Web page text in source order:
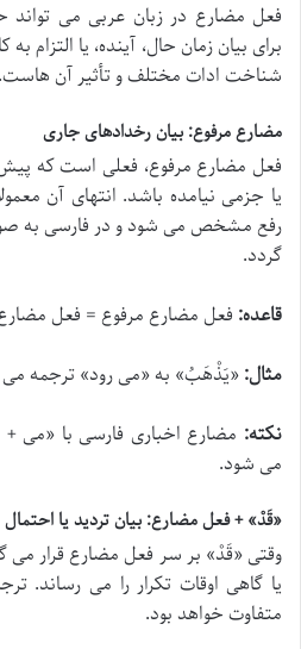
فعل مضارع در زبان عربی می تواند
برای بیان زمان حال، آینده، یا التزام
شناخت ادات مختلف و تأثیر آن هاست.
مضارع مرفوع: بیان رخدادهای جاری
فعل مضارع مرفوع، فعلی است که
یا جزمی نیامده باشد. انتهای آن
رفع مشخص می شود و در فارسی به
گردد.
قاعده: فعل مضارع مرفوع = فعل
مثال:«یَذْهَبُ» به «می رود» ترجمه
نکته: مضارع اخباری فارسی با «می
می شود.
«قَدْ» + فعل مضارع: بیان تردید یا احتمال
وقتی «قَدْ» بر سر فعل مضارع قرار می
یا گاهی اوقات تکرار را می رساند.
متفاوت خواهد بود.